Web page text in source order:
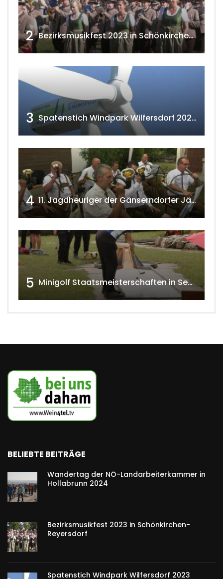
2 Bezirksmusikfest 2023 in Schönkirchen-Reyersdorf
3 Spatenstich Windpark Wilfersdorf 2023 w4tv177
4 11. Jagdheuriger der Gänserndorfer Jäger 2020 w4tv166
5 Minigolf Staatsmeisterschaften in Seefeld-Kadolz w4tv174
BELIEBTE BEITRÄGE
Wandertag der NÖ-Landarbeiterkammer in
Hollabrunn 2024
Bezirksmusikfest 2023 in Schönkirchen-
Reyersdorf
Spatenstich Windpark Wilfersdorf 2023